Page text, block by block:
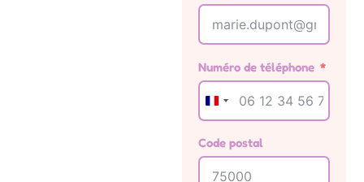
Numéro de téléphone
France +33
Code postal